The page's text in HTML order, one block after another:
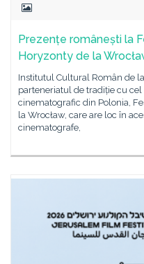
Prezențe românești la
Horyzonty de la
Institutul Cultural Român de
parteneriatul de tradiție cu
cinematografic din Polonia,
la Wrocław, care are loc în
cinematografe,